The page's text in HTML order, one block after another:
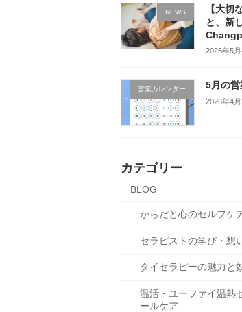
NEWS
【大切
と、新
2026年5月
営業カレンダー 5月の
2026年4月
カテゴリー
BLOG
からだと心のセルフケ
セラピストの学び・想
タイセラピーの魅力と
温活・ユーファイ温熱
ールケア